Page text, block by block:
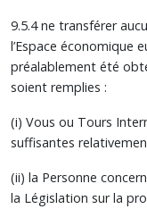
9.5.4 ne transférer
l’Espace économique
préalablement été
soient remplies :
(i) Vous ou Tours
suffisantes
(ii) la Personne
la Législation sur la